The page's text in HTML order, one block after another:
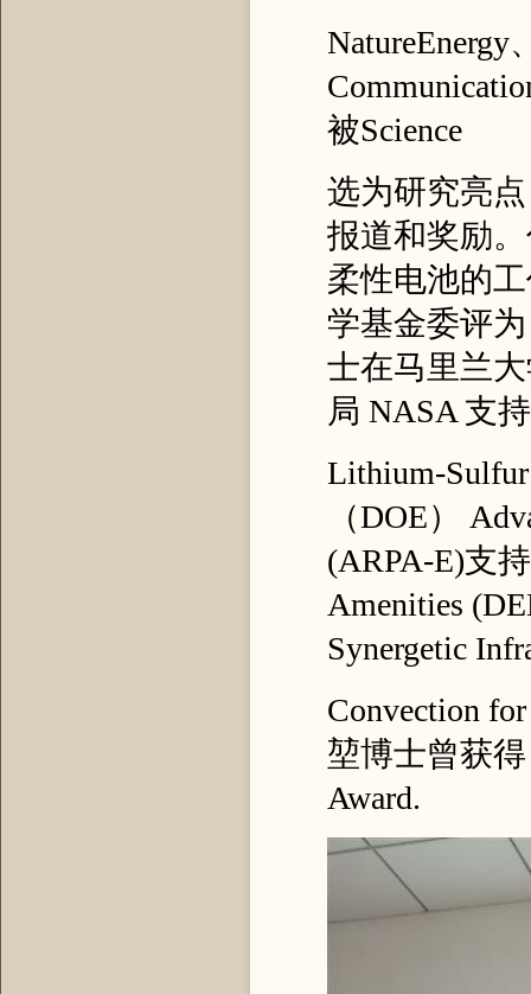
NatureEnergy
被Science
选为研究亮
报道和奖励
柔性电池的
学基金委评
士在马里兰
局 NASA 支
Lithium-
（DOE）
(ARPA-E)支
Amenities
Synergetic
Convection
堃博士曾获得
Award.